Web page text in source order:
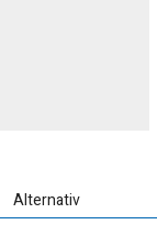
Alternativ